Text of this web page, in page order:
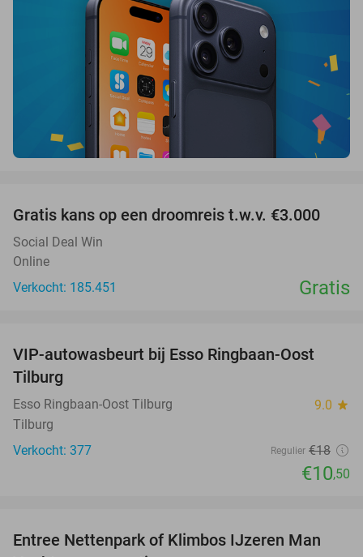
Gratis kans op een droomreis t.w.v. €3.000
Social Deal Win
Online
Verkocht: 185.451
Gratis
42%
VIP-autowasbeurt bij Esso Ringbaan-Oost
Tilburg
Esso Ringbaan-Oost Tilburg 9.0 star
Tilburg
Verkocht: 377
Regulier €18
€10,50
29%
Entree Nettenpark of Klimbos IJzeren Man